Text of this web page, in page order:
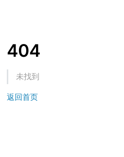
404
未找到
返回首页